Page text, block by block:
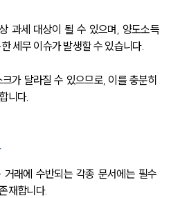
과세 대상이 될 수 있으며, 양도소득
세무 이슈가 발생할 수 있습니다.
가 달라질 수 있으므로, 이를 충분히
니다.
래에 수반되는 각종 문서에는 필수
재합니다.